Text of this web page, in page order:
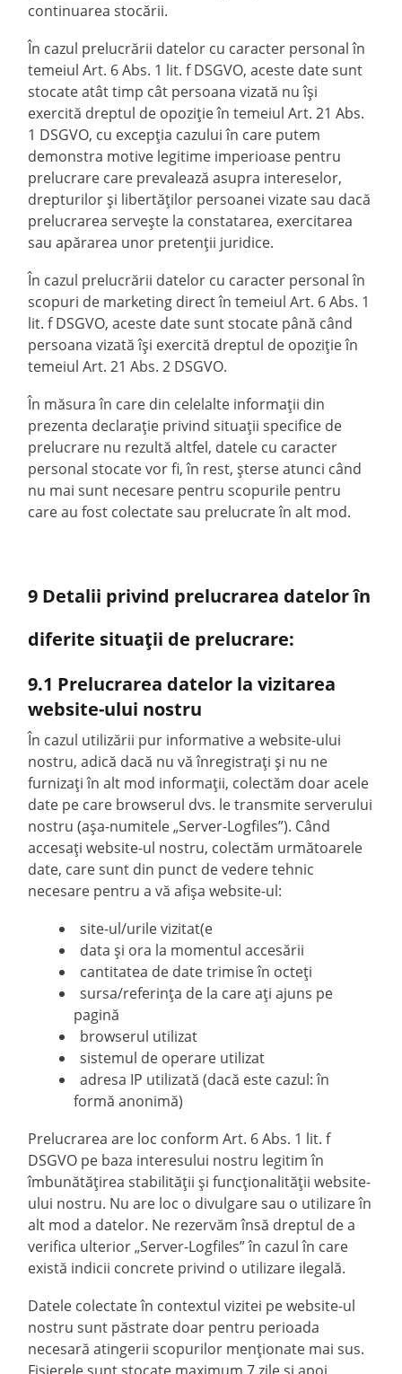
continuarea stocării.
În cazul prelucrării datelor cu caracter personal în
temeiul Art. 6 Abs. 1 lit. f DSGVO, aceste date sunt
stocate atât timp cât persoana vizată nu își
exercită dreptul de opoziție în temeiul Art. 21 Abs.
1 DSGVO, cu excepția cazului în care putem
demonstra motive legitime imperioase pentru
prelucrare care prevalează asupra intereselor,
drepturilor și libertăților persoanei vizate sau dacă
prelucrarea servește la constatarea, exercitarea
sau apărarea unor pretenții juridice.
În cazul prelucrării datelor cu caracter personal în
scopuri de marketing direct în temeiul Art. 6 Abs. 1
lit. f DSGVO, aceste date sunt stocate până când
persoana vizată își exercită dreptul de opoziție în
temeiul Art. 21 Abs. 2 DSGVO.
În măsura în care din celelalte informații din
prezenta declarație privind situații specifice de
prelucrare nu rezultă altfel, datele cu caracter
personal stocate vor fi, în rest, șterse atunci când
nu mai sunt necesare pentru scopurile pentru
care au fost colectate sau prelucrate în alt mod.
9 Detalii privind prelucrarea datelor în
diferite situații de prelucrare:
9.1 Prelucrarea datelor la vizitarea
website-ului nostru
În cazul utilizării pur informative a website-ului
nostru, adică dacă nu vă înregistrați și nu ne
furnizați în alt mod informații, colectăm doar acele
date pe care browserul dvs. le transmite serverului
nostru (așa-numitele „Server-Logfiles”). Când
accesați website-ul nostru, colectăm următoarele
date, care sunt din punct de vedere tehnic
necesare pentru a vă afișa website-ul:
site-ul/urile vizitat(e
data și ora la momentul accesării
cantitatea de date trimise în octeți
sursa/referința de la care ați ajuns pe
pagină
browserul utilizat
sistemul de operare utilizat
adresa IP utilizată (dacă este cazul: în
formă anonimă)
Prelucrarea are loc conform Art. 6 Abs. 1 lit. f
DSGVO pe baza interesului nostru legitim în
îmbunătățirea stabilității și funcționalității website-
ului nostru. Nu are loc o divulgare sau o utilizare în
alt mod a datelor. Ne rezervăm însă dreptul de a
verifica ulterior „Server-Logfiles” în cazul în care
există indicii concrete privind o utilizare ilegală.
Datele colectate în contextul vizitei pe website-ul
nostru sunt păstrate doar pentru perioada
necesară atingerii scopurilor menționate mai sus.